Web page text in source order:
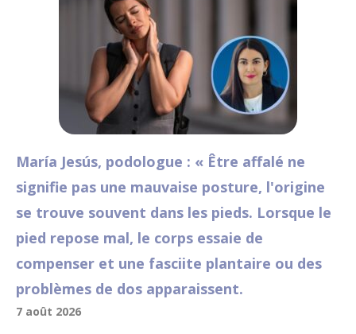
María Jesús, podologue : « Être affalé ne
signifie pas une mauvaise posture, l'origine
se trouve souvent dans les pieds. Lorsque le
pied repose mal, le corps essaie de
compenser et une fasciite plantaire ou des
problèmes de dos apparaissent.
7 août 2026